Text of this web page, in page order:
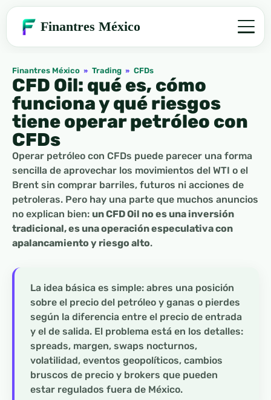
Finantres México
Finantres México » Trading » CFDs
CFD Oil: qué es, cómo
funciona y qué riesgos
tiene operar petróleo con
CFDs
Operar petróleo con CFDs puede parecer una forma
sencilla de aprovechar los movimientos del WTI o el
Brent sin comprar barriles, futuros ni acciones de
petroleras. Pero hay una parte que muchos anuncios
no explican bien: un CFD Oil no es una inversión
tradicional, es una operación especulativa con
apalancamiento y riesgo alto.
La idea básica es simple: abres una posición
sobre el precio del petróleo y ganas o pierdes
según la diferencia entre el precio de entrada
y el de salida. El problema está en los detalles:
spreads, margen, swaps nocturnos,
volatilidad, eventos geopolíticos, cambios
bruscos de precio y brokers que pueden
estar regulados fuera de México.